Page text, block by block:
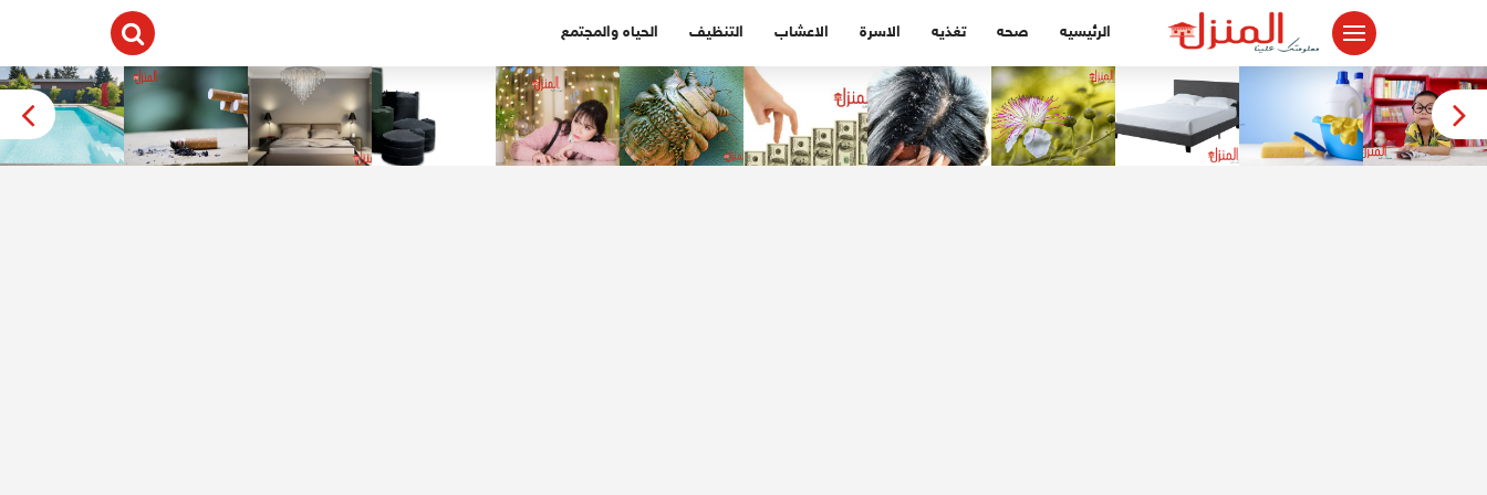
الرئيسيه صحه تغذيه الاسرة الاعشاب التنظيف الحياه والمجتمع